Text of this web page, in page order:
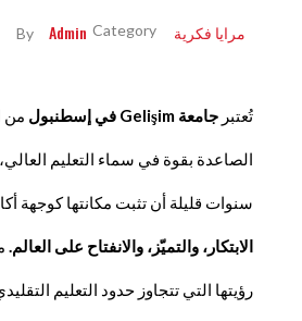
By Admin مرايا فكرية
تُعتبر جامعة في إسطنبول من
الصاعدة بقوة في سماء التعليم
سنوات قليلة أن تثبت مكانتها كوجهة
الابتكار، والتميّز، والانفتاح على العالم.
رؤيتها التي تتجاوز حدود التعليم